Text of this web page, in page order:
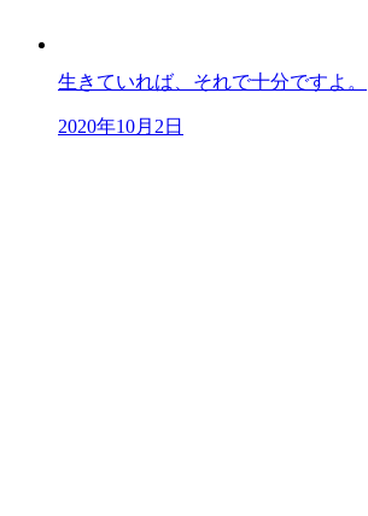
生きていれば、それで十分ですよ。
2020年10月2日